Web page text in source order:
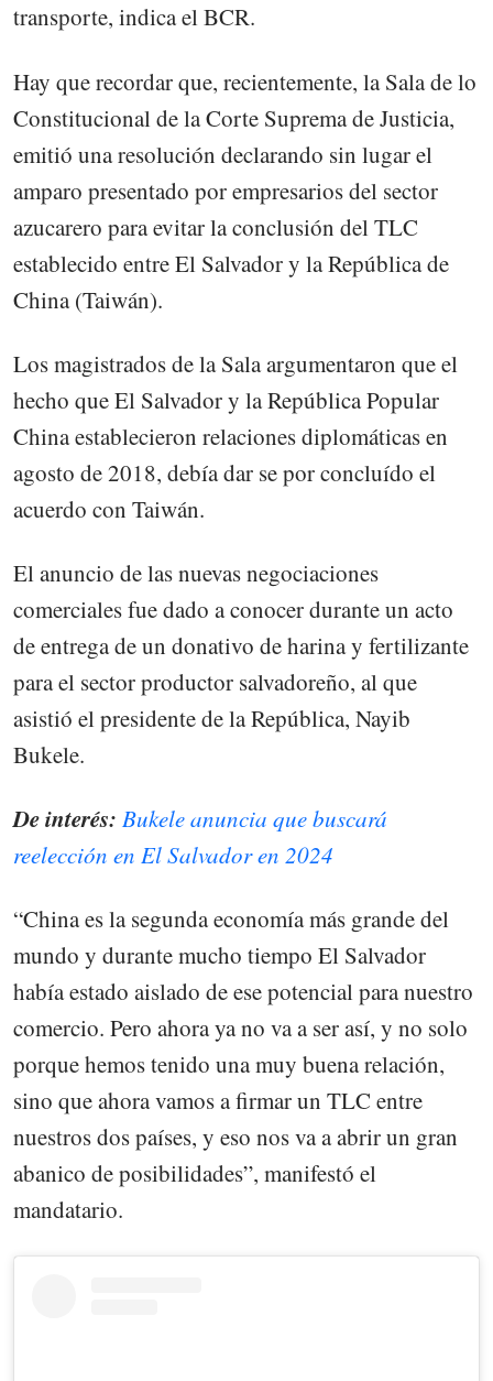
transporte, indica el BCR.
Hay que recordar que, recientemente, la Sala de lo
Constitucional de la Corte Suprema de Justicia,
emitió una resolución declarando sin lugar el
amparo presentado por empresarios del sector
azucarero para evitar la conclusión del TLC
establecido entre El Salvador y la República de
China (Taiwán).
Los magistrados de la Sala argumentaron que el
hecho que El Salvador y la República Popular
China establecieron relaciones diplomáticas en
agosto de 2018, debía dar se por concluído el
acuerdo con Taiwán.
El anuncio de las nuevas negociaciones
comerciales fue dado a conocer durante un acto
de entrega de un donativo de harina y fertilizante
para el sector productor salvadoreño, al que
asistió el presidente de la República, Nayib
Bukele.
De interés: Bukele anuncia que buscará
reelección en El Salvador en 2024
“China es la segunda economía más grande del
mundo y durante mucho tiempo El Salvador
había estado aislado de ese potencial para nuestro
comercio. Pero ahora ya no va a ser así, y no solo
porque hemos tenido una muy buena relación,
sino que ahora vamos a firmar un TLC entre
nuestros dos países, y eso nos va a abrir un gran
abanico de posibilidades”, manifestó el
mandatario.